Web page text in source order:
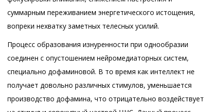
суммарным переживанием энергетического истощения,
вопреки нехватку заметных телесных усилий.
Процесс образования изнуренности при однообразии
соединен с опустошением нейромедиаторных систем,
специально дофаминовой. В то время как интеллект не
получает довольно различных стимулов, уменьшается
производство дофамина, что отрицательно воздействует